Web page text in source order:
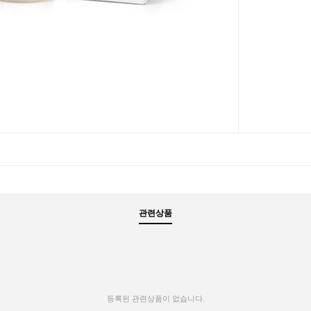
관련상품
등록된 관련상품이 없습니다.